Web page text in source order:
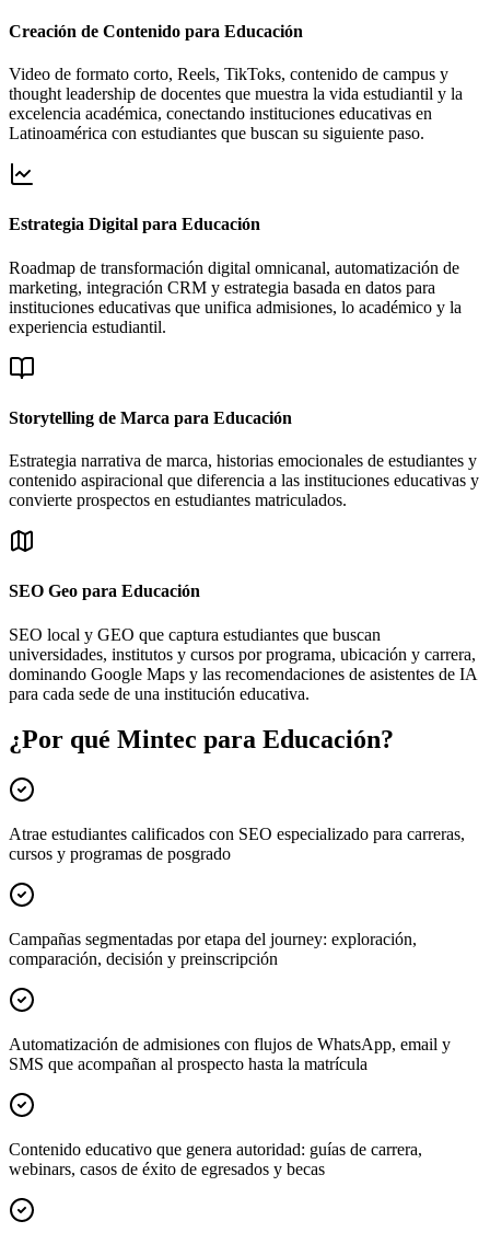
Creación de Contenido para Educación
Video de formato corto, Reels, TikToks, contenido de campus y
thought leadership de docentes que muestra la vida estudiantil y la
excelencia académica, conectando instituciones educativas en
Latinoamérica con estudiantes que buscan su siguiente paso.
Estrategia Digital para Educación
Roadmap de transformación digital omnicanal, automatización de
marketing, integración CRM y estrategia basada en datos para
instituciones educativas que unifica admisiones, lo académico y la
experiencia estudiantil.
Storytelling de Marca para Educación
Estrategia narrativa de marca, historias emocionales de estudiantes y
contenido aspiracional que diferencia a las instituciones educativas y
convierte prospectos en estudiantes matriculados.
SEO Geo para Educación
SEO local y GEO que captura estudiantes que buscan
universidades, institutos y cursos por programa, ubicación y carrera,
dominando Google Maps y las recomendaciones de asistentes de IA
para cada sede de una institución educativa.
¿Por qué Mintec para Educación?
Atrae estudiantes calificados con SEO especializado para carreras,
cursos y programas de posgrado
Campañas segmentadas por etapa del journey: exploración,
comparación, decisión y preinscripción
Automatización de admisiones con flujos de WhatsApp, email y
SMS que acompañan al prospecto hasta la matrícula
Contenido educativo que genera autoridad: guías de carrera,
webinars, casos de éxito de egresados y becas